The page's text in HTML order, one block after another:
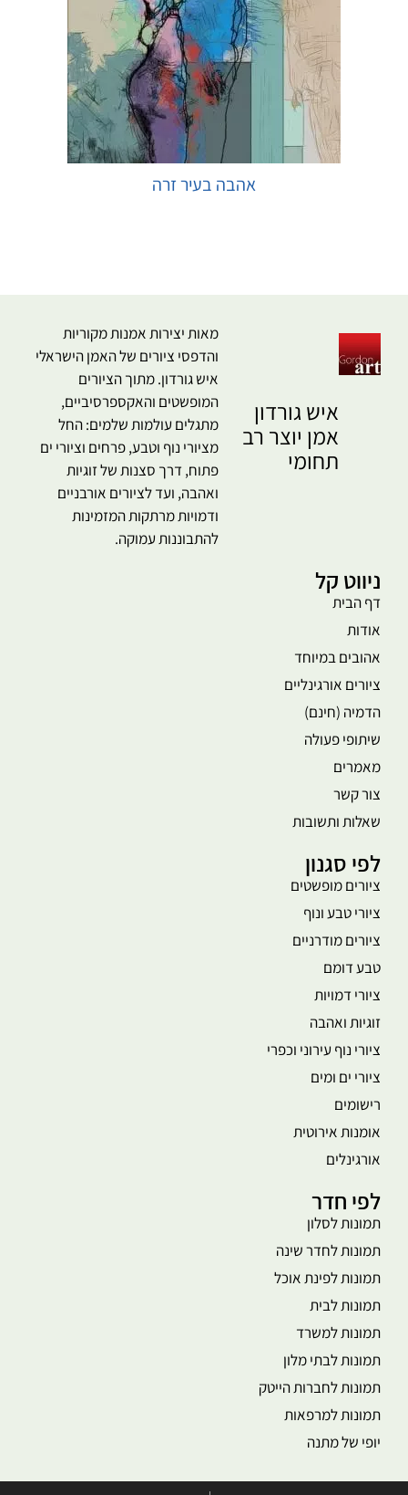
אהבה בעיר זרה
איש גורדון
אמן יוצר רב
תחומי
מאות יצירות אמנות מקוריות
והדפסי ציורים של האמן הישראלי
איש גורדון. מתוך הציורים
המופשטים והאקספרסיביים,
מתגלים עולמות שלמים: החל
מציורי נוף וטבע, פרחים וציורי ים
פתוח, דרך סצנות של זוגיות
ואהבה, ועד לציורים אורבניים
ודמויות מרתקות המזמינות
להתבוננות עמוקה.
ניווט קל
דף הבית
אודות
אהובים במיוחד
ציורים אורגינליים
הדמיה (חינם)
שיתופי פעולה
מאמרים
צור קשר
שאלות ותשובות
לפי סגנון
ציורים מופשטים
ציורי טבע ונוף
ציורים מודרניים
טבע דומם
ציורי דמויות
זוגיות ואהבה
ציורי נוף עירוני וכפרי
ציורי ים ומים
רישומים
אומנות אירוטית
אורגינלים
לפי חדר
תמונות לסלון
תמונות לחדר שינה
תמונות לפינת אוכל
תמונות לבית
תמונות למשרד
תמונות לבתי מלון
תמונות לחברות הייטק
תמונות למרפאות
יופי של מתנה